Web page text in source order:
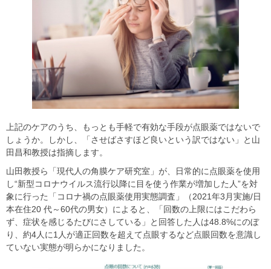
上記のケアのうち、もっとも手軽で有効な手段が点眼薬ではないで
しょうか。しかし、「させばさすほど良いという訳ではない」と山
田昌和教授は指摘します。
山田教授ら「現代人の角膜ケア研究室」が、日常的に点眼薬を使用
し“新型コロナウイルス流行以降に目を使う作業が増加した人”を対
象に行った「コロナ禍の点眼薬使用実態調査」（2021年3月実施/日
本在住20 代～60代の男女）によると、「回数の上限にはこだわら
ず、症状を感じるたびにさしている」と回答した人は48.8%にのぼ
り、約4人に1人が適正回数を超えて点眼するなど点眼回数を意識し
ていない実態が明らかになりました。